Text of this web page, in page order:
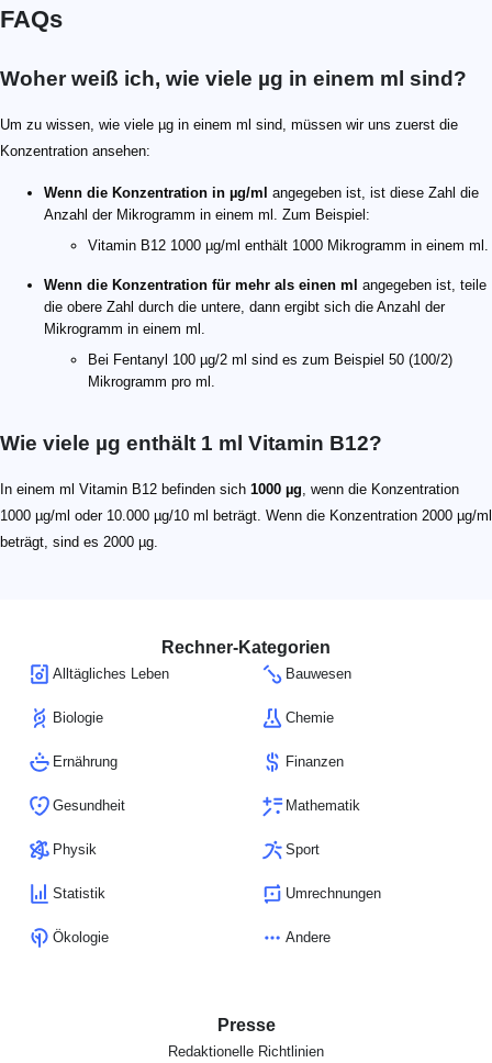
FAQs
Woher weiß ich, wie viele µg in einem ml sind?
Um zu wissen, wie viele µg in einem ml sind, müssen wir uns zuerst die
Konzentration ansehen:
Wenn die Konzentration in µg/ml angegeben ist, ist diese Zahl die
Anzahl der Mikrogramm in einem ml. Zum Beispiel:
Vitamin B12 1000 µg/ml enthält 1000 Mikrogramm in einem ml.
Wenn die Konzentration für mehr als einen ml angegeben ist, teile
die obere Zahl durch die untere, dann ergibt sich die Anzahl der
Mikrogramm in einem ml.
Bei Fentanyl 100 µg/2 ml sind es zum Beispiel 50 (100/2)
Mikrogramm pro ml.
Wie viele µg enthält 1 ml Vitamin B12?
In einem ml Vitamin B12 befinden sich 1000 µg, wenn die Konzentration
1000 µg/ml oder 10.000 µg/10 ml beträgt. Wenn die Konzentration 2000 µg/ml
beträgt, sind es 2000 µg.
Rechner-Kategorien
Alltägliches Leben Bauwesen
Biologie Chemie
Ernährung Finanzen
Gesundheit Mathematik
Physik Sport
Statistik Umrechnungen
Ökologie Andere
Presse
Redaktionelle Richtlinien